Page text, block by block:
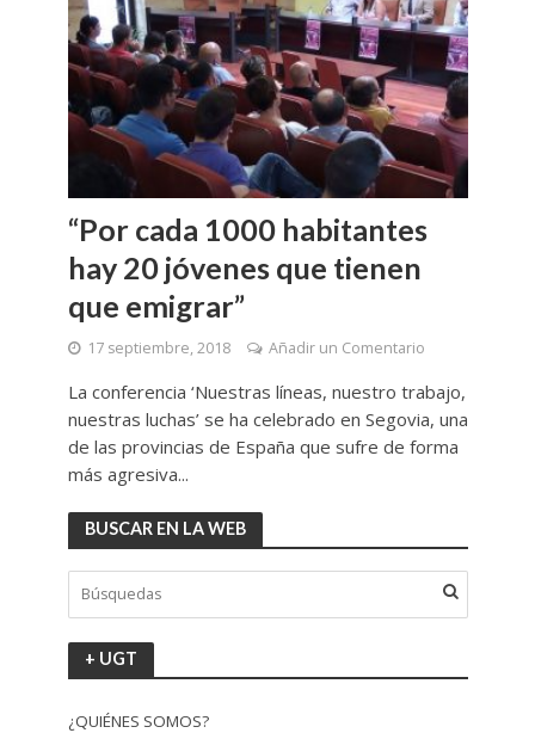
“Por cada 1000 habitantes
hay 20 jóvenes que tienen
que emigrar”
17 septiembre, 2018 Añadir un Comentario
La conferencia ‘Nuestras líneas, nuestro trabajo,
nuestras luchas’ se ha celebrado en Segovia, una
de las provincias de España que sufre de forma
más agresiva...
BUSCAR EN LA WEB
+ UGT
¿QUIÉNES SOMOS?